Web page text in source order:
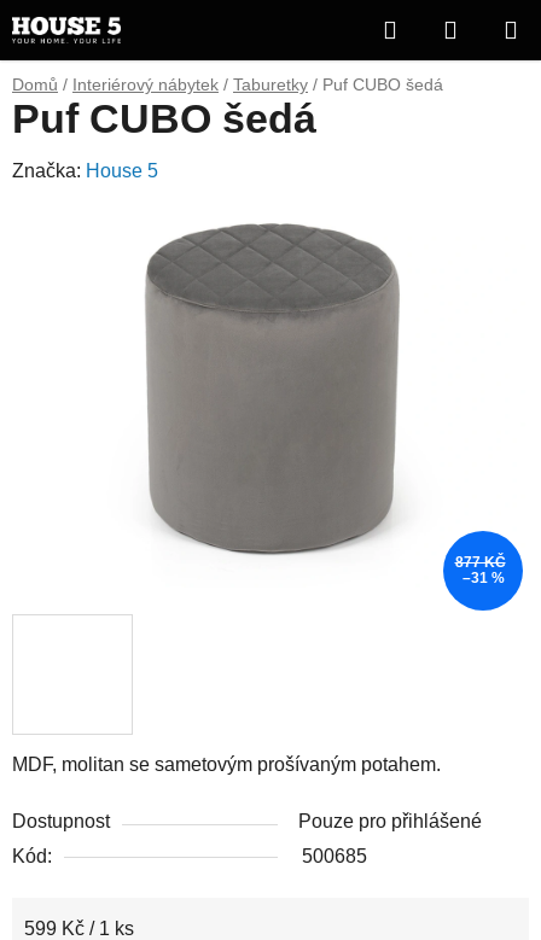
na
obsah
Hledat
KOŠÍK
Domů / Interiérový nábytek / Taburetky / Puf CUBO šedá
MDF, molitan se sametovým prošívaným potahem.
Dostupnost
Pouze pro přihlášené
Kód:
500685
Měrná cena:
599 Kč / 1 ks
Puf CUBO šedá
Značka: House 5
877 KČ
–31 %